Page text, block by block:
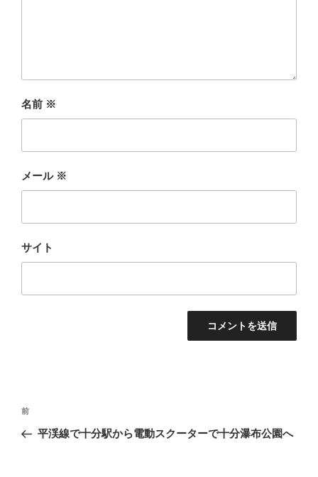
名前 ※
メール ※
サイト
投
ナ
前
の
前
平渓線で十分駅から電動スクーターで十分瀑布公園へ